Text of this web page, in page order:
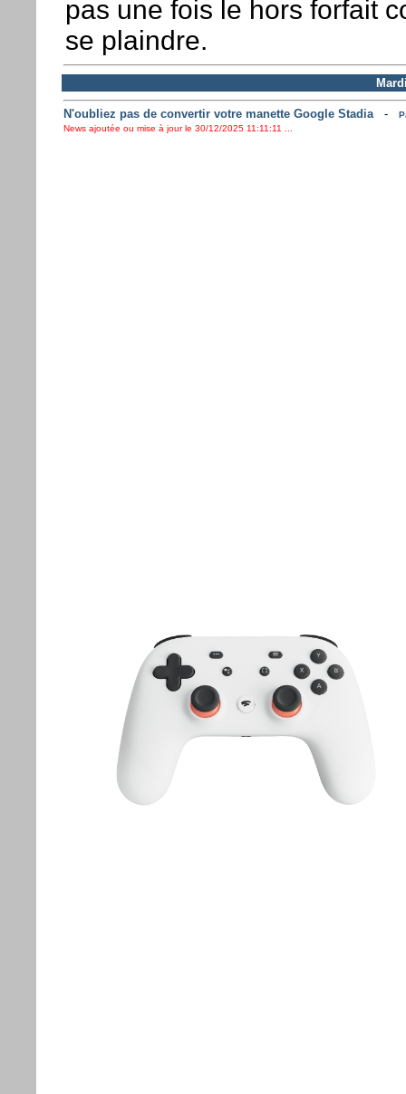
pas une fois le hors forfait
se plaindre.
N'oubliez pas de convertir votre manette Google Stadia-
News ajoutée ou mise à jour le 30/12/2025 11:11:11 ...